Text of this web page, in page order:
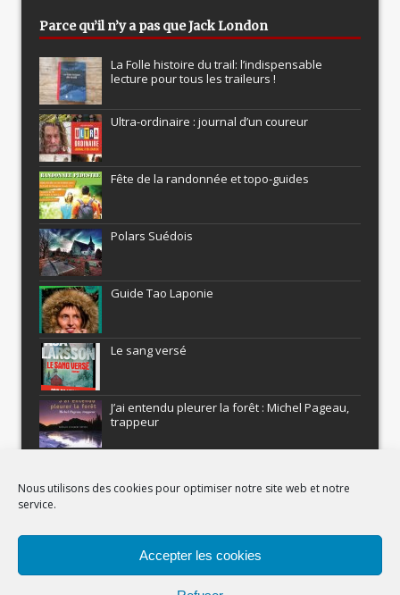
Nous utilisons des cookies pour optimiser notre site web et notre
service.
Accepter les cookies
Parce qu’il n’y a pas que Jack London
La Folle histoire du trail: l’indispensable
lecture pour tous les traileurs !
Ultra-ordinaire : journal d’un coureur
Fête de la randonnée et topo-guides
Polars Suédois
Guide Tao Laponie
Le sang versé
J’ai entendu pleurer la forêt : Michel Pageau,
trappeur
Recevez gratuitement Comment être un